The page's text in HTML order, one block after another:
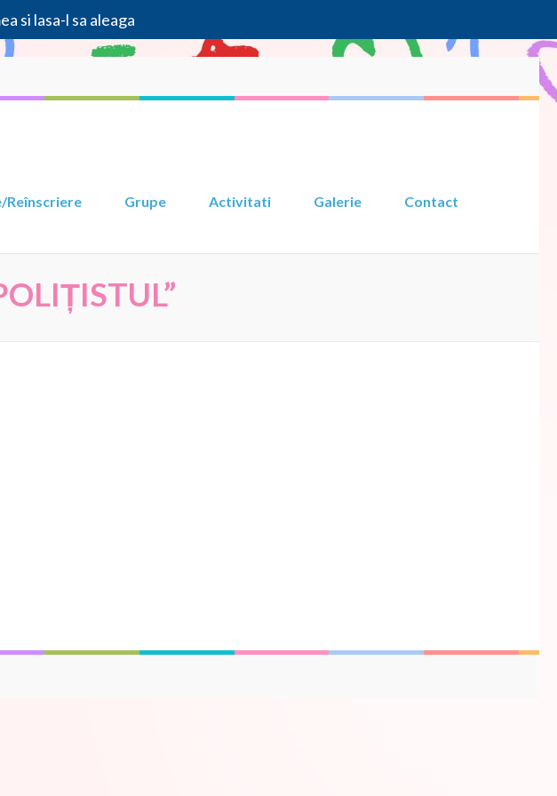
si lasa-l sa aleaga
Reînscriere Grupe Activitati Galerie Contact